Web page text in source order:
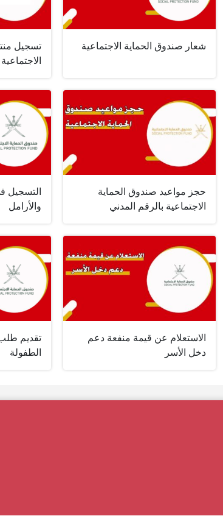
شعار صندوق الحماية الاجتماعية
تسجيل
الاجتماعية
حجز مواعيد صندوق الحماية
الاجتماعية بالرقم المدني
التسجيل
والأرامل
الاستعلام عن قيمة منفعة دعم
دخل الأسر
تقديم
الطفولة